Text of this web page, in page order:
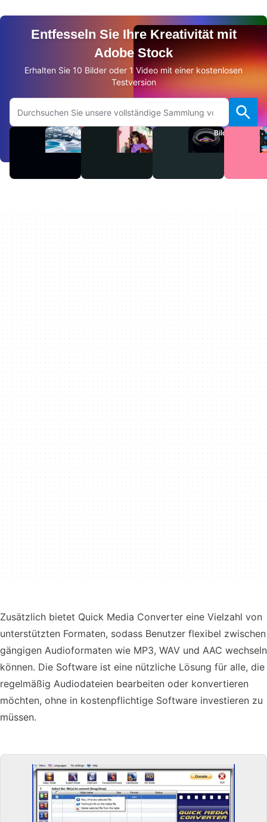
Entfesseln Sie Ihre Kreativität mit
Adobe Stock
Erhalten Sie 10 Bilder oder 1 Video mit einer kostenlosen
Testversion
Auf Adobe.com suchen
Videos Audio Bilder
Zusätzlich bietet Quick Media Converter eine Vielzahl von
unterstützten Formaten, sodass Benutzer flexibel zwischen
gängigen Audioformaten wie MP3, WAV und AAC wechseln
können. Die Software ist eine nützliche Lösung für alle, die
regelmäßig Audiodateien bearbeiten oder konvertieren
möchten, ohne in kostenpflichtige Software investieren zu
müssen.